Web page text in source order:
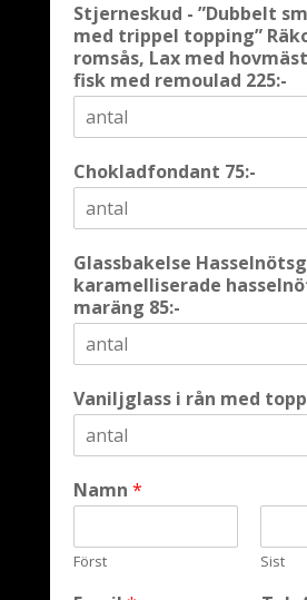
Stjerneskud - ”Dubbelt
med trippel topping”
romsås, Lax med
fisk med remoulad 225:-
Chokladfondant 75:-
Glassbakelse
karamelliserade
maräng 85:-
Vaniljglass i rån med
Namn *
Först Sist